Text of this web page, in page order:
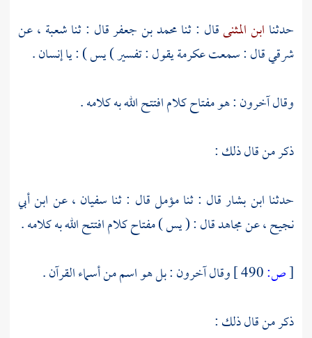
حدثنا ابن المثنىقال : ثنامحمد بن جعفرقال : ثناشعبة ،عن
شرقيقال : سمعتعكرمةيقول : تفسير ) يس ) : يا إنسان .
وقال آخرون : هو مفتاح كلام افتتح الله به كلامه .
ذكر من قال ذلك :
حدثنا ابن بشارقال : ثنامؤملقال : ثنا سفيان ،عن ابن أبي
نجيح ،عنمجاهدقال : ( يس ) مفتاح كلام افتتح الله به كلامه .
[ص:
وقال آخرون : بل هو اسم من أسماء القرآن .
ذكر من قال ذلك :